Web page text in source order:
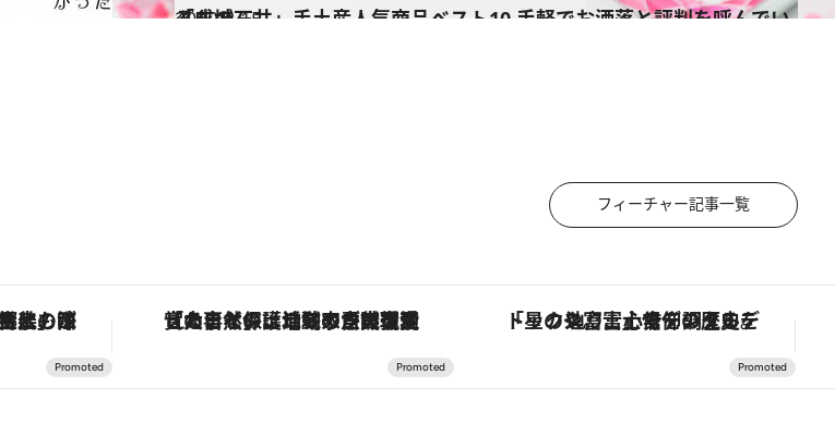
2020.2.15
「成城石井」手土産人気商品ベスト10 手軽でお洒落と評判を呼んでいるもの
グルメ
フィーチャー記事一覧
「大事なのは地域の意識を変えること」。ロレックス賞受賞の自然保護活動家が実現させたナイジェリアの自然環境の復活 「星のや富士」でデジタルデトックス。冨士信仰の歴史を辿り、心身を調える。 【夏限定ディナーコース】旬を迎える稚鮎や花ズッキーニなどをイタリア・トスカーナの郷土料理の手法で満喫！